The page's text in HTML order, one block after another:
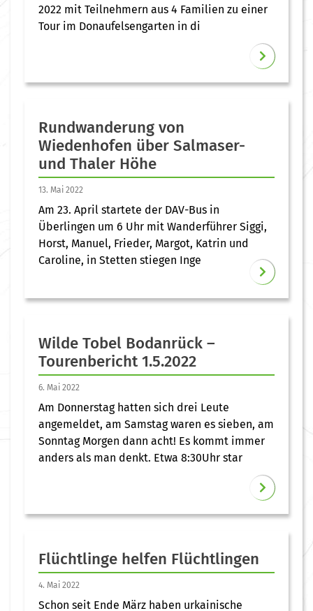
2022 mit Teilnehmern aus 4 Familien zu einer
Tour im Donaufelsengarten in di
Rundwanderung von
Wiedenhofen über Salmaser-
und Thaler Höhe
13. Mai 2022
Am 23. April startete der DAV-Bus in
Überlingen um 6 Uhr mit Wanderführer Siggi,
Horst, Manuel, Frieder, Margot, Katrin und
Caroline, in Stetten stiegen Inge
Wilde Tobel Bodanrück –
Tourenbericht 1.5.2022
6. Mai 2022
Am Donnerstag hatten sich drei Leute
angemeldet, am Samstag waren es sieben, am
Sonntag Morgen dann acht! Es kommt immer
anders als man denkt. Etwa 8:30Uhr star
Flüchtlinge helfen Flüchtlingen
4. Mai 2022
Schon seit Ende März haben urkainische